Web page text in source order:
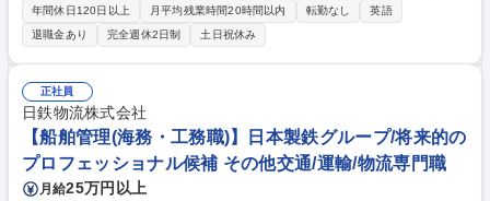
ジティブアクション求人です。) ■タンカー複数隻の主担当として下記の業
務をお任せします ・タンカーのオペレーション（本船指示・代理店手配・
燃料手配等） ・傭船契約の管理・予算管理 ・航海、荷役、船内安全衛生
等に係る監督・監査業務 ・検船に係る業務・その他、安全管理システム(S
MS)の運用 等 ※船の動静スケジュール変更等により、休日に月数回メー
ル対応する場合があります。 募集職種 【東京/女性歓迎】タンカーのオペ
レーション・海務監督/三井物産G/在宅制度有
年間休日120日以上 月平均残業時間20時間以内 転勤なし
英語
退職金あり
完全週休2日制 土日祝休み
正社員
日鉄物流株式会社
【船舶管理(海務・工務職)】日本製鉄グループ/将来的の
プロフェッショナル候補 その他交通/運輸/物流専門職
月給25万円以上